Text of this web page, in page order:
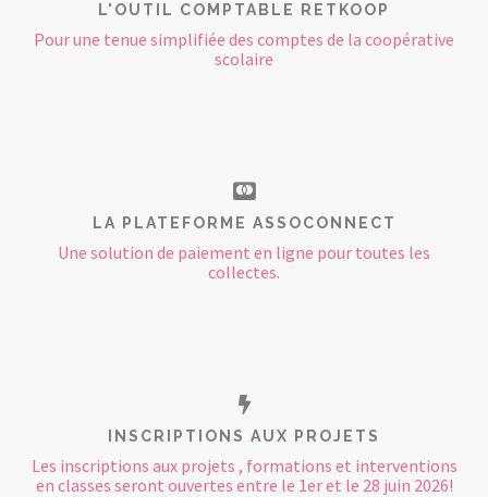
L'OUTIL COMPTABLE RETKOOP
Pour une tenue simplifiée des comptes de la coopérative
scolaire
LA PLATEFORME ASSOCONNECT
Une solution de paiement en ligne pour toutes les
collectes.
INSCRIPTIONS AUX PROJETS
Les inscriptions aux projets , formations et interventions
en classes seront ouvertes entre le 1er et le 28 juin 2026!